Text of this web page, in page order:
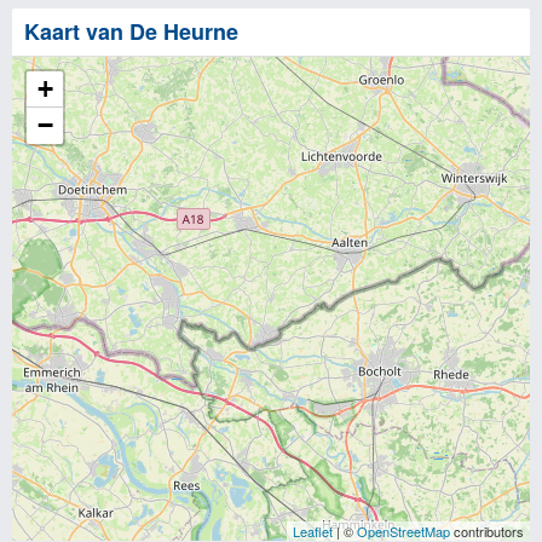
Kaart van De Heurne
+
−
Leaflet| ©OpenStreetMapcontributors